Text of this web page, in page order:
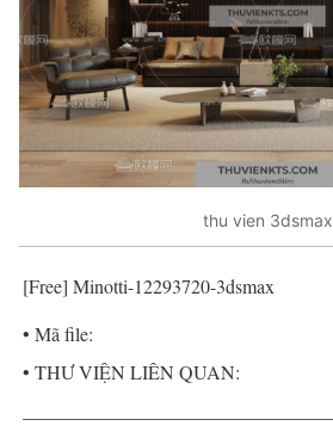
thu vien 3dsmax
[Free] Minotti-12293720-3dsmax
• Mã file:
• THƯ VIỆN LIÊN QUAN: